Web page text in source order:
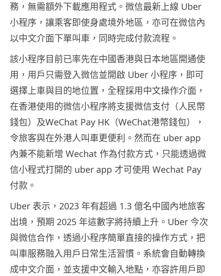
務，無需額外下載應用程式。微信最新上線 Uber
小程序，讓乘客即使身處境外地區，亦可在微信內
以中文介面下單叫車，同時完成付款流程。
該小程序目前已率先在中國香港與日本地區開通使
用，用戶只需登入微信並開啟 Uber 小程序，即可
選擇上車與目的地位置，全程採用中文操作介面，
在香港使用的微信小程序將支援微信支付（人民幣
錢包）及WeChat Pay HK（WeChat港幣錢包），
令旅客與在外港人叫車更便利。然而在 uber app
內兼不能新增 Wechat 作為付款方式，只能透過微
信小程式打開的 uber app 才可使用 Wechat Pay
付款。
Uber 表示，2023 年有超過 1.3 億名中國內地旅客
出境，預期 2025 年這數字將持續上升。Uber 今次
與微信合作，透過小程序簡單直接的操作方式，把
叫車服務融入用戶日常生活習慣。系統會自動轉換
成中文介面，並支援中文輸入地點，亦容許用戶即